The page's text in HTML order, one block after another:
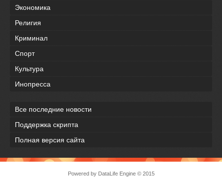
Экономика
Религия
Криминал
Спорт
Культура
Инопресса
Все последние новости
Поддержка скрипта
Полная версия сайта
Powered by DataLife Engine© 2015